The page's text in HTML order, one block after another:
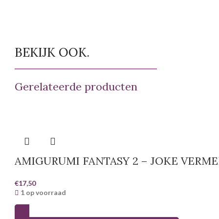
BEKIJK OOK.
Gerelateerde producten
AMIGURUMI FANTASY 2 – JOKE
€17,50
1 op voorraad